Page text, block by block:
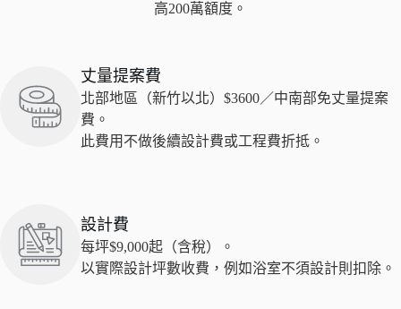
高200萬額度。
丈量提案費
北部地區（新竹以北）$3600／中南部免丈量提案
費。
此費用不做後續設計費或工程費折抵。
設計費
每坪$9,000起（含稅）。
以實際設計坪數收費，例如浴室不須設計則扣除。